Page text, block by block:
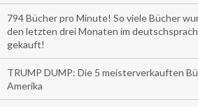
794 Bücher pro Minute! So viele Bücher
den letzten drei Monaten im
gekauft!
TRUMP DUMP: Die 5 meisterverkauften
Amerika